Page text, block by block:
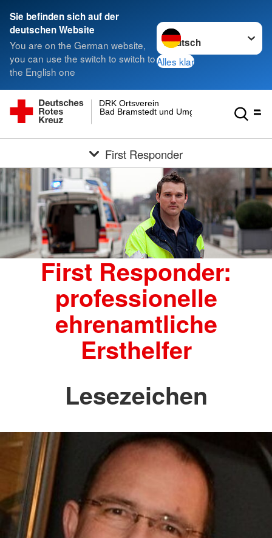
Sie befinden sich auf der
deutschen Website
You are on the German website,
you can use the switch to switch to
the English one
Sprache wechseln zu
Alles klar
Bad Bramstedt und Umgebung e.V.
DRK Ortsverein
First Responder
First Responder:
professionelle
ehrenamtliche
Ersthelfer
Lesezeichen